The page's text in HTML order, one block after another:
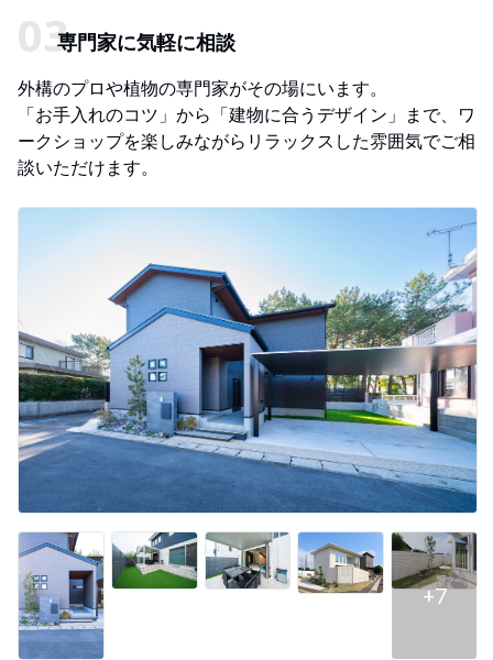
専門家に気軽に相談
外構のプロや植物の専門家がその場にいます。
「お手入れのコツ」から「建物に合うデザイン」まで、ワ
ークショップを楽しみながらリラックスした雰囲気でご相
談いただけます。
+7